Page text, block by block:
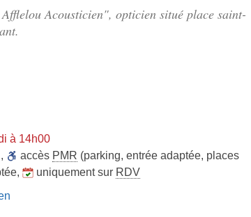
Acousticien", opticien situé place saint-
à 14h00
, accès PMR (parking, entrée adaptée, places
, uniquement sur RDV